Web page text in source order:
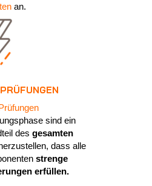
an.
sind ein
des gesamten
dass alle
strenge
erfüllen.